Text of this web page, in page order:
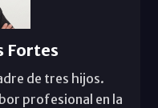
Fortes
de tres hijos.
profesional en la